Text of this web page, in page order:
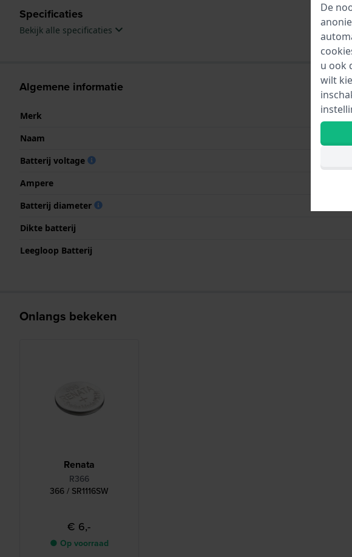
Specificaties
Bekijk alle specificaties
Algemene informatie
Merk
Naam
Batterij voltage
Ampere
Batterij diameter
Dikte batterij
Leegloop Batterij
Onlangs bekeken
Renata
R366
366 / SR1116SW
€ 6,-
● Op voorraad
De
u ook
wilt